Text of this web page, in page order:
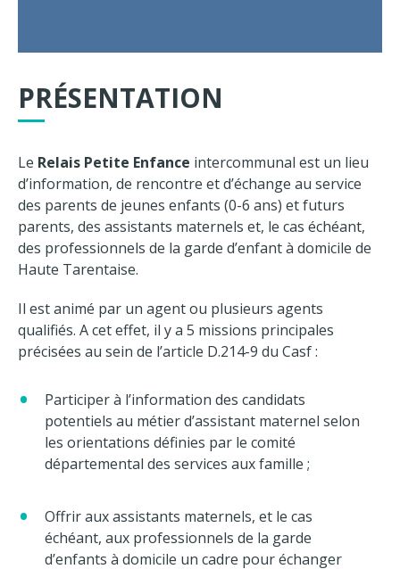
PRÉSENTATION
Le Relais Petite Enfance intercommunal est un lieu
d’information, de rencontre et d’échange au service
des parents de jeunes enfants (0-6 ans) et futurs
parents, des assistants maternels et, le cas échéant,
des professionnels de la garde d’enfant à domicile de
Haute Tarentaise.
Il est animé par un agent ou plusieurs agents
qualifiés. A cet effet, il y a 5 missions principales
précisées au sein de l’article D.214-9 du Casf :
Participer à l’information des candidats
potentiels au métier d’assistant maternel selon
les orientations définies par le comité
départemental des services aux famille ;
Offrir aux assistants maternels, et le cas
échéant, aux professionnels de la garde
d’enfants à domicile un cadre pour échanger